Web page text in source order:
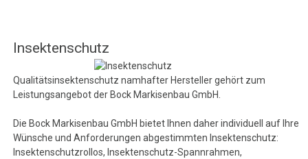
Insektenschutz
Qualitätsinsektenschutz namhafter Hersteller gehört zum
Leistungsangebot der Bock Markisenbau GmbH.
Die Bock Markisenbau GmbH bietet Ihnen daher individuell auf Ihre
Wünsche und Anforderungen abgestimmten Insektenschutz:
Insektenschutzrollos, Insektenschutz-Spannrahmen,